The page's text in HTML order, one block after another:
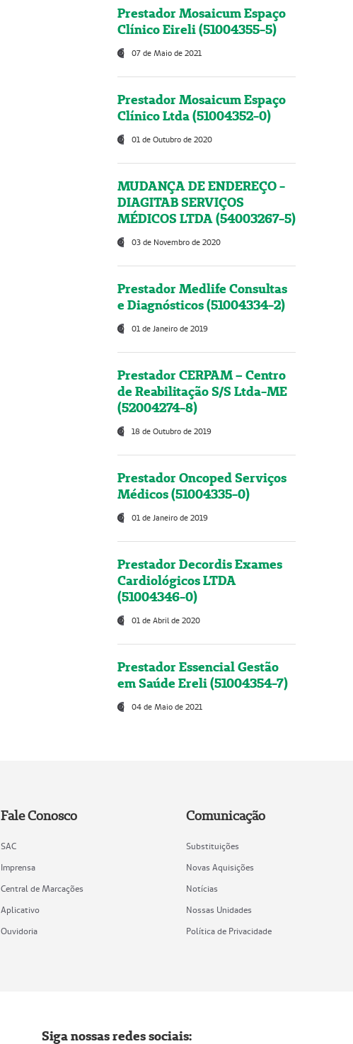
Prestador Mosaicum Espaço
Clínico Eireli (51004355-5)
07 de Maio de 2021
Prestador Mosaicum Espaço
Clínico Ltda (51004352-0)
01 de Outubro de 2020
MUDANÇA DE ENDEREÇO -
DIAGITAB SERVIÇOS
MÉDICOS LTDA (54003267-5)
03 de Novembro de 2020
Prestador Medlife Consultas
e Diagnósticos (51004334-2)
01 de Janeiro de 2019
Prestador CERPAM – Centro
de Reabilitação S/S Ltda-ME
(52004274-8)
18 de Outubro de 2019
Prestador Oncoped Serviços
Médicos (51004335-0)
01 de Janeiro de 2019
Prestador Decordis Exames
Cardiológicos LTDA
(51004346-0)
01 de Abril de 2020
Prestador Essencial Gestão
em Saúde Ereli (51004354-7)
04 de Maio de 2021
Fale Conosco
SAC
Imprensa
Central de Marcações
Aplicativo
Ouvidoria
Comunicação
Substituições
Novas Aquisições
Notícias
Nossas Unidades
Política de Privacidade
Siga nossas redes sociais: